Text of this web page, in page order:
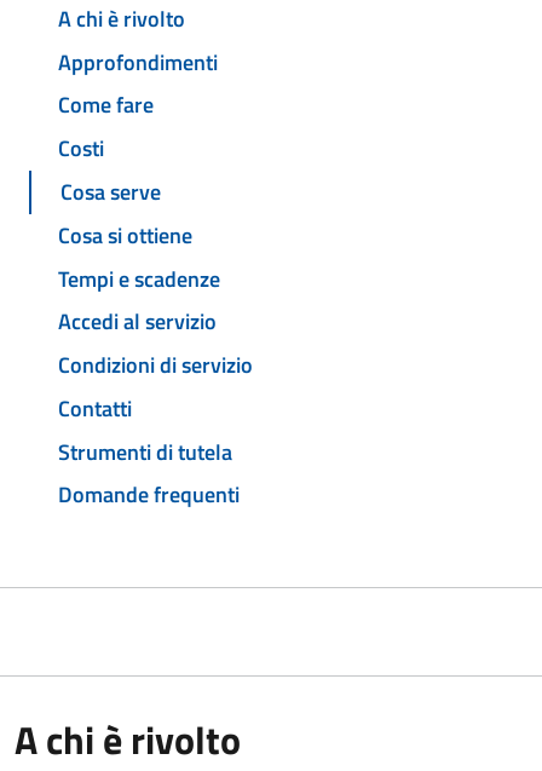
A chi è rivolto
Approfondimenti
Come fare
Costi
Cosa serve
Cosa si ottiene
Tempi e scadenze
Accedi al servizio
Condizioni di servizio
Contatti
Strumenti di tutela
Domande frequenti
A chi è rivolto